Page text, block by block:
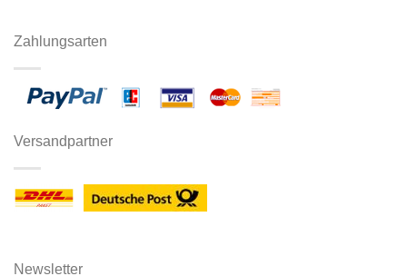
Zahlungsarten
Versandpartner
Newsletter